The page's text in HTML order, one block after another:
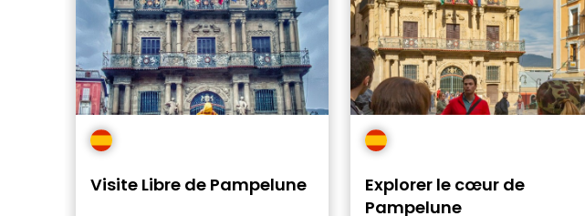
Visite Libre de Pampelune
Explorer le cœur de
Pampelune